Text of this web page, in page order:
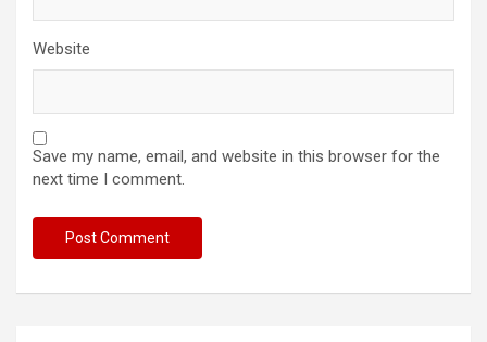
Website
Save my name, email, and website in this browser for the
next time I comment.